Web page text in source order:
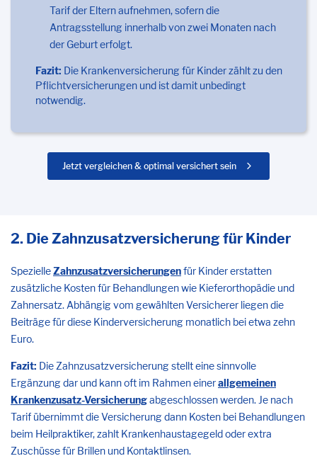
Tarif der Eltern aufnehmen, sofern die
Antragsstellung innerhalb von zwei Monaten nach
der Geburt erfolgt.
Fazit: Die Krankenversicherung für Kinder zählt zu den
Pflichtversicherungen und ist damit unbedingt
notwendig.
Jetzt vergleichen & optimal versichert sein
2. Die Zahnzusatzversicherung für Kinder
SpezielleZahnzusatzversicherungenfür Kinder erstatten
zusätzliche Kosten für Behandlungen wie Kieferorthopädie und
Zahnersatz. Abhängig vom gewählten Versicherer liegen die
Beiträge für diese Kinderversicherung monatlich bei etwa zehn
Euro.
Fazit: Die Zahnzusatzversicherung stellt eine sinnvolle
Ergänzung dar und kann oft im Rahmen einerallgemeinen
Krankenzusatz-Versicherungabgeschlossen werden. Je nach
Tarif übernimmt die Versicherung dann Kosten bei Behandlungen
beim Heilpraktiker, zahlt Krankenhaustagegeld oder extra
Zuschüsse für Brillen und Kontaktlinsen.